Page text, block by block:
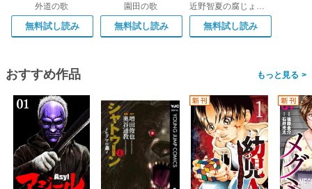
外道の歌
無料試し読み
園田の歌
無料試し読み
近野智夏の腐じょうな日常
無料試し読み
おすすめ作品 >